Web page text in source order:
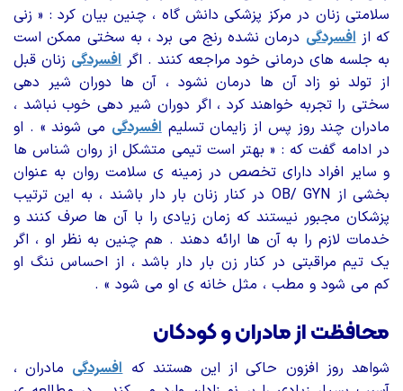
سلامتی زنان در مرکز پزشکی دانش گاه ، چنین بیان کرد : « زنی
که ازافسردگی درمان نشده رنج می برد ، به سختی ممکن است
به جلسه های درمانی خود مراجعه کنند . اگر افسردگی زنان قبل
از تولد نو زاد آن ها درمان نشود ، آن ها دوران شیر دهی
سختی را تجربه خواهند کرد ، اگر دوران شیر دهی خوب نباشد ،
مادران چند روز پس از زایمان تسلیمافسردگی می شوند » . او
در ادامه گفت که : « بهتر است تیمی متشکل از روان شناس ها
و سایر افراد دارای تخصص در زمینه ی سلامت روان به عنوان
بخشی از OB/ GYN در کنار زنان بار دار باشند ، به این ترتیب
پزشکان مجبور نیستند که زمان زیادی را با آن ها صرف کنند و
خدمات لازم را به آن ها ارائه دهند . هم چنین به نظر او ، اگر
یک تیم مراقبتی در کنار زن بار دار باشد ، از احساس ننگ او
کم می شود و مطب ، مثل خانه ی او می شود » .
محافظت از مادران و کودکان
شواهد روز افزون حاکی از این هستند کهافسردگی مادران ،